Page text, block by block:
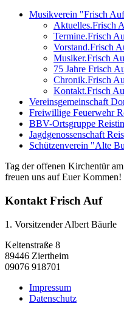
Musikverein "Frisch
Aktuelles.Frisch
Termine.Frisch
Vorstand.Frisch
Musiker.Frisch
75 Jahre Frisch
Chronik.Frisch
Kontakt.Frisch
Vereinsgemeinschaft
Freiwillige Feuerwehr
BBV-Ortsgruppe
Jagdgenossenschaft
Schützenverein "Alte
Tag der offenen Kirchentür
freuen uns auf Euer Kommen!
Kontakt Frisch Auf
1. Vorsitzender Albert Bäurle
Keltenstraße 8
89446 Ziertheim
09076 918701
Impressum
Datenschutz